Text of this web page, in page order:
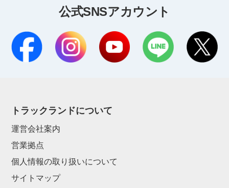
公式SNSアカウント
トラックランドについて
運営会社案内
営業拠点
個人情報の取り扱いについて
サイトマップ